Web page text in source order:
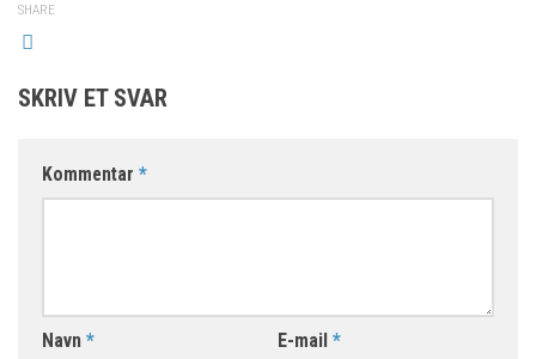
SHARE
SKRIV ET SVAR
Kommentar *
Navn * E-mail *